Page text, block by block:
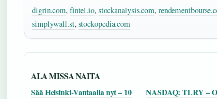
digrin.com, fintel.io, stockanalysis.com,
simplywall.st, stockopedia.com
ALA MISSA NAITA
Sää Helsinki-Vantaalla nyt – 10
NASDAQ: TLRY –